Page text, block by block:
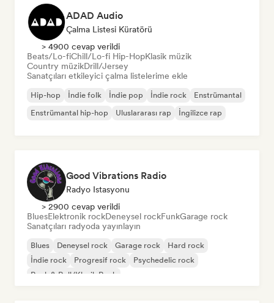
ADAD Audio
Çalma Listesi Küratörü
> 4900 cevap verildi
Beats/Lo-fiChill/Lo-fi Hip-HopKlasik müzik
Country müzikDrill/Jersey
Sanatçıları etkileyici çalma listelerime ekle
Hip-hop İndie folk İndie pop İndie rock
Enstrümantal
Enstrümantal hip-hop
Uluslararası rap İngilizce rap
Good Vibrations Radio
Radyo Istasyonu
> 2900 cevap verildi
BluesElektronik rockDeneysel rockFunkGarage rock
Sanatçıları radyoda yayınlayın
Blues Deneysel rock Garage rock
Hard rock
İndie rock
Progresif rock
Psychedelic rock
Rock & Roll/Klasik Rock